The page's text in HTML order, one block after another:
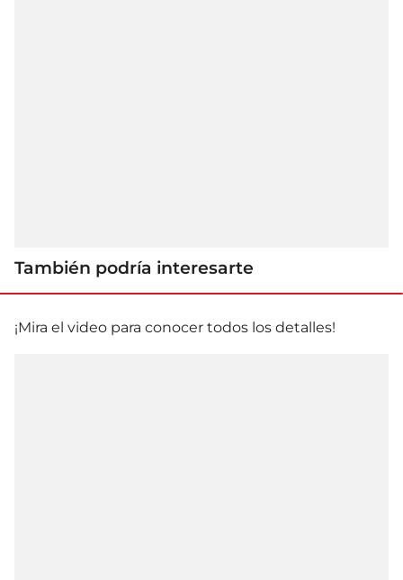
También podría interesarte
¡Mira el video para conocer todos los detalles!